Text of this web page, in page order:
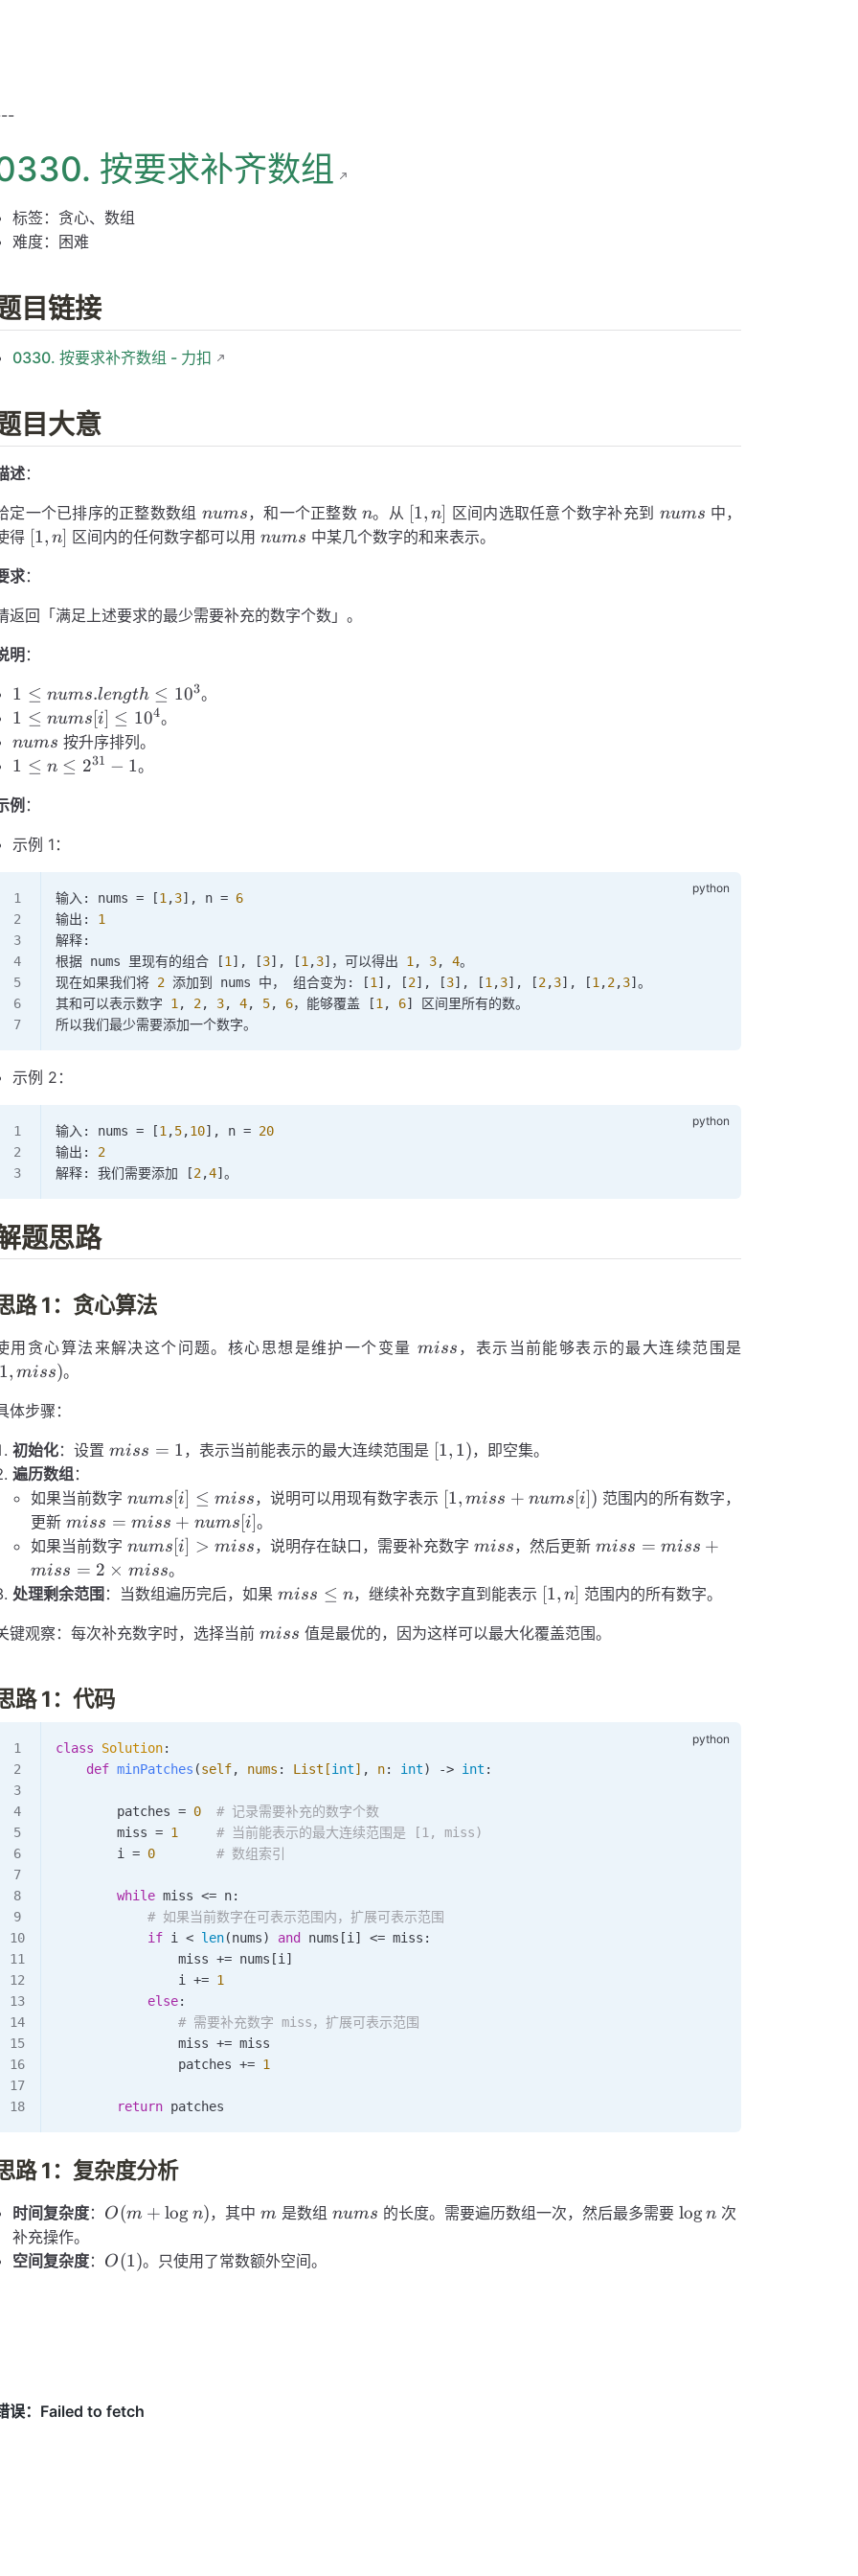
按要求补齐数组
标签：贪心、数组
难度：困难
目链接
0330. 按要求补齐数组 - 力扣
目大意
述：
定一个已排序的正整数数组 nums
nums，和一个正整数n
n。从 [1,
n]
[1, n] 区间内选取任意个数字补充到 nums
nums 中，
得 [1,
[1, n] 区间内的任何数字都可以用nums
nums 中某几个数字的和来表示。
求：
返回「满足上述要求的最少需要补充的数字个数」。
明：
1 \le
nums.length
\le 10^{3}
1 ≤ nums.length ≤ 103。
1 \le
nums[i]
\le
1 ≤ nums[i] ≤ 104。
nums
nums 按升序排列。
1 \le n
2^{31}
1 ≤ n ≤ 231 − 1。
例 ：
示例 1：
输入: nums = [1 ,3], n = 6
输出: 1
解释:
根据 nums 里现有的组合 [1 ], [3], [1 ,3]，可以得出 1 , 3, 4。
现在如果我们将 2 添加到 nums 中， 组合变为: [1 ], [2], [3], [1 ,3], [2,3], [1 ,2,3]。
其和可以表示数字 1 , 2, 3, 4, 5, 6，能够覆盖 [1 , 6] 区间里所有的数。
所以我们最少需要添加一个数字。
示例 2：
输入: nums = [1 ,5,10], n = 20
输出: 2
解释: 我们需要添加 [2,4]。
题思路
路 1：贪心算法
用贪心算法来解决这个问题。核心思想是维护一个变量 miss
miss ，表示当前能够表示的最大连续范围是
1, miss)。
体步骤：
初始化：设置miss
miss = 1 ，表示当前能表示的最大连续范围是 [1,
[1, 1)，即空集。
遍历数组：
如果当前数字nums[i]
\le
miss
nums [i] ≤ miss，说明可以用现有数字表示 [1, miss
nums[i])
[1, miss + nums [i]) 范围内的所有数字，
更新miss =
miss +
nums[i]
miss = miss + nums [i]。
如果当前数字nums[i]
> miss
nums [i] > miss，说明存在缺口，需要补充数字miss
miss，然后更新miss
miss
miss
miss = miss +
miss = 2 × miss。
处理剩余范围 ：当数组遍历完后，如果miss
n
miss ≤ n，继续补充数字直到能表示 [1,
[1, n] 范围内的所有数字。
键观察：每次补充数字时，选择当前 miss
miss 值是最优的，因为这样可以最大化覆盖范围。
路 1：代码
class Solution:
    def
minPatches (self, nums : List[int] , n: int) -> int :
        patches
= 0
  # 记录需要补充的数字个数
        miss
= 1
     # 当前能表示的最大连续范围是 [1, miss)
        i
= 0
        # 数组索引
        while
miss <= n:
            # 如果当前数字在可表示范围内，扩展可表示范围
            if
i < len(nums) and nums[i] <= miss:
                miss
+= nums[i]
                i
+= 1
            else
:
                # 需要补充数字 miss，扩展可表示范围
                miss
+= miss
                patches
+= 1
        return
patches
路 1：复杂度分析
时间复杂度： O(m
\log
O(m + log n)，其中 m
m是数组 nums
nums 的长度。需要遍历数组一次，然后最多需要 \log
logn 次
补充操作。
空间复杂度： O(1)
O(1)。只使用了常数额外空间。